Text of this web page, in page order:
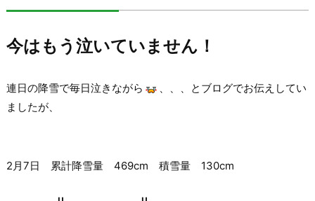
今はもう泣いていません！
連日の降雪で毎日泣きながら
、、、とブログでお伝えしてい
ましたが、
2月7日 累計降雪量 469cm 積雪量 130cm